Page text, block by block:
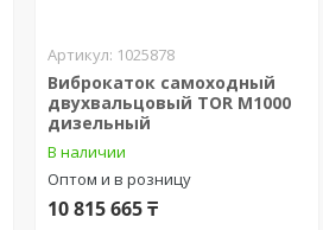
1025878
Виброкаток самоходный
двухвальцовый TOR M1000
дизельный
В наличии
Оптом и в розницу
10 815 665 ₸